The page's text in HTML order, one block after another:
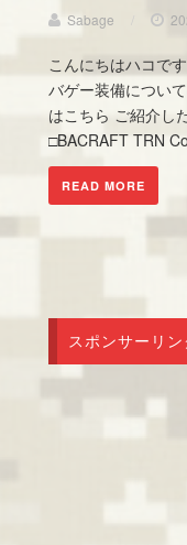
Sabage
こんにちはハコで
バゲー装備につい
はこちら ご紹介し
□BACRAFT TRN
READ MORE
スポンサーリン